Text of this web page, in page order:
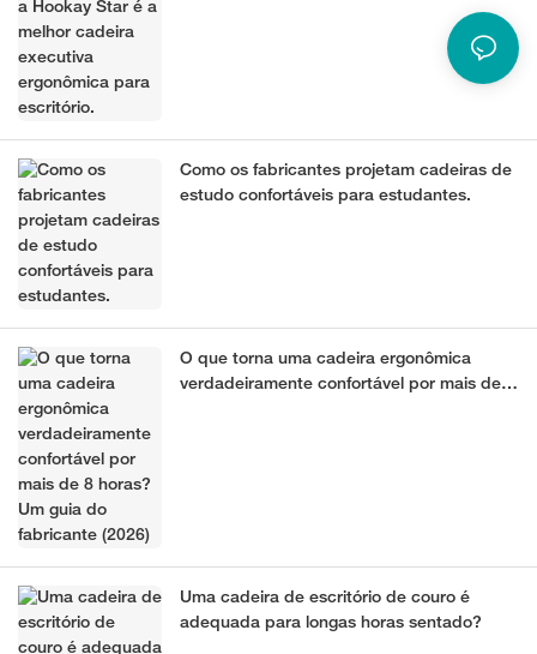
Como os fabricantes projetam cadeiras de
estudo confortáveis ​​para estudantes.
O que torna uma cadeira ergonômica
verdadeiramente confortável por mais de 8
Uma cadeira de escritório de couro é
adequada para longas horas sentado?